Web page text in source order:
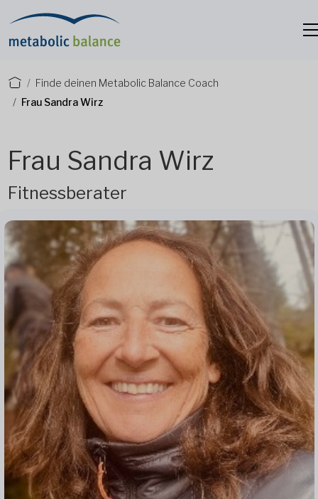
Finde deinen Metabolic Balance Coach
Frau Sandra Wirz
Frau Sandra Wirz
Fitnessberater